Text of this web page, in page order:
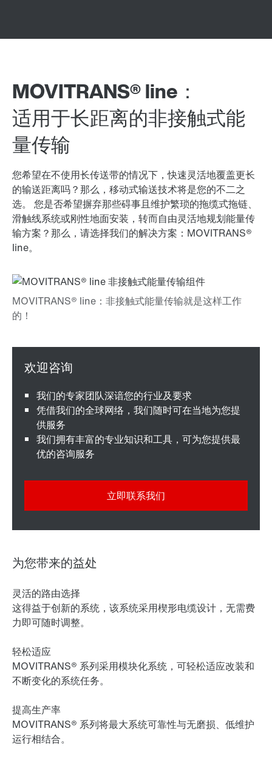
MOVITRANS® line：
适用于长距离的非接触式能
量传输
您希望在不使用长传送带的情况下，快速灵活地覆盖更长
的输送距离吗？那么，移动式输送技术将是您的不二之
选。 您是否希望摒弃那些碍事且维护繁琐的拖缆式拖链、
滑触线系统或刚性地面安装，转而自由灵活地规划能量传
输方案？那么，请选择我们的解决方案：MOVITRANS®
line。
我们的专家团队深谙您的行业及要求
凭借我们的全球网络，我们随时可在当地为您提
供服务
我们拥有丰富的专业知识和工具，可为您提供最
优的咨询服务
立即联系我们
为您带来的益处
灵活的路由选择
这得益于创新的系统，该系统采用楔形电缆设计，无需费
力即可随时调整。
轻松适应
MOVITRANS® 系列采用模块化系统，可轻松适应改装和
不断变化的系统任务。
提高生产率
MOVITRANS® 系列将最大系统可靠性与无磨损、低维护
运行相结合。